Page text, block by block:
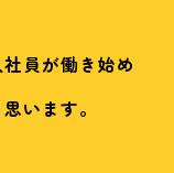
員が働き始め
います。